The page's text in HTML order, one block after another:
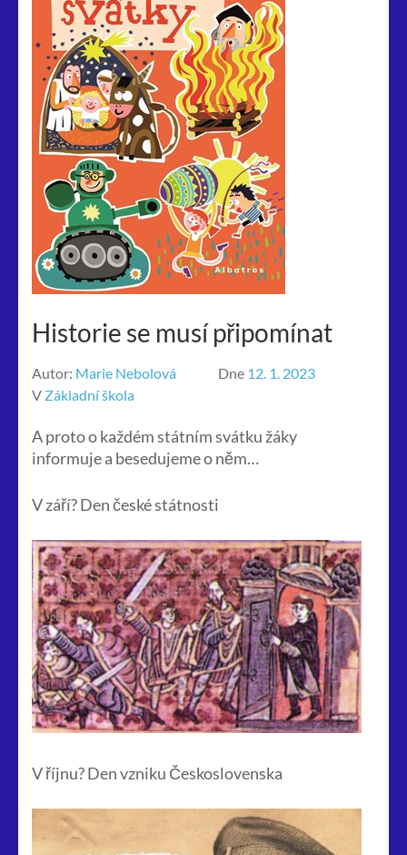
Historie se musí připomínat
Autor: Marie Nebolová Dne 12. 1. 2023
V Základní škola
A proto o každém státním svátku žáky
informuje a besedujeme o něm…
V září? Den české státnosti
V říjnu? Den vzniku Československa